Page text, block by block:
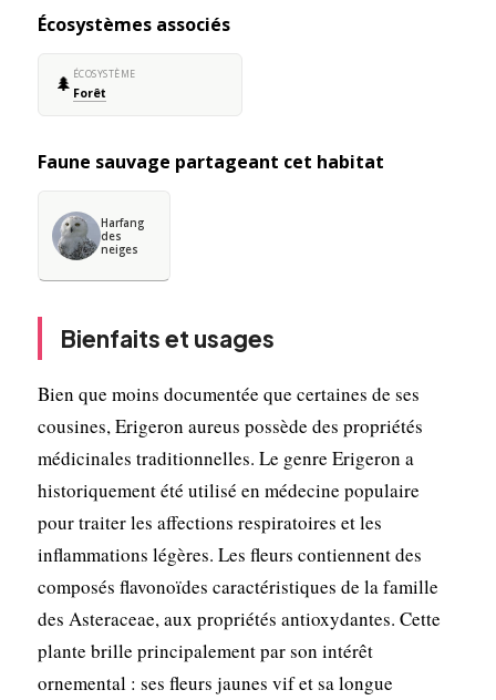
Écosystèmes associés
🌲 ÉCOSYSTÈME
Forêt
Faune sauvage partageant cet habitat
Harfang
des
neiges
Bienfaits et usages
Bien que moins documentée que certaines de ses
cousines, Erigeron aureus possède des propriétés
médicinales traditionnelles. Le genre Erigeron a
historiquement été utilisé en médecine populaire
pour traiter les affections respiratoires et les
inflammations légères. Les fleurs contiennent des
composés flavonoïdes caractéristiques de la famille
des Asteraceae, aux propriétés antioxydantes. Cette
plante brille principalement par son intérêt
ornemental : ses fleurs jaunes vif et sa longue